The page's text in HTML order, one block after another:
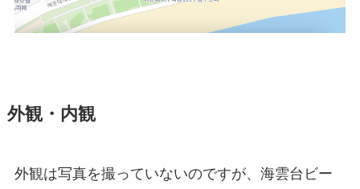
外観・内観
外観は写真を撮っていないのですが、海雲台ビー